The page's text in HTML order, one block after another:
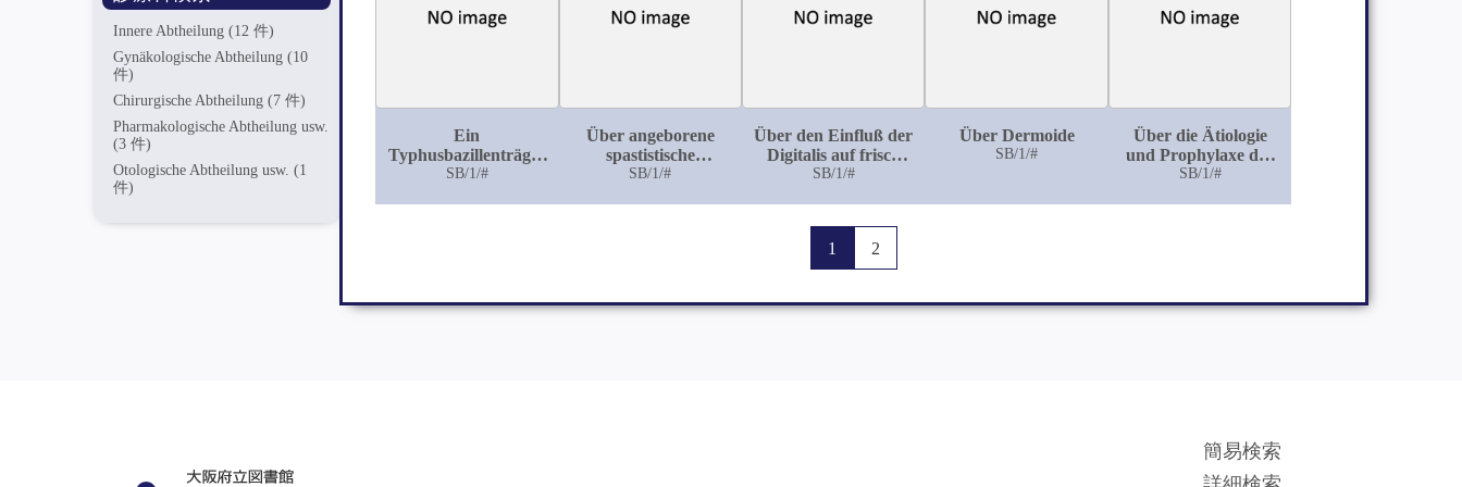
Innere Abtheilung(12 件)
Gynäkologische Abtheilung(10
件)
Chirurgische Abtheilung(7 件)
Pharmakologische Abtheilung usw.
(3 件)
Otologische Abtheilung usw.(1
件)
Berücksichtigung der
Heilstättenbehandlung
Ein
Typhusbazillenträger
von 55 Jähriger
SB/1/#
Über angeborene
spastistische
Gliederstarre:
SB/1/#
Über den Einfluß der
Digitalis auf frisch
entstandene
SB/1/#
Über Dermoide
SB/1/#
Über die Ätiologie
und Prophylaxe der
postoperativen
SB/1/#
1 2
簡易検索